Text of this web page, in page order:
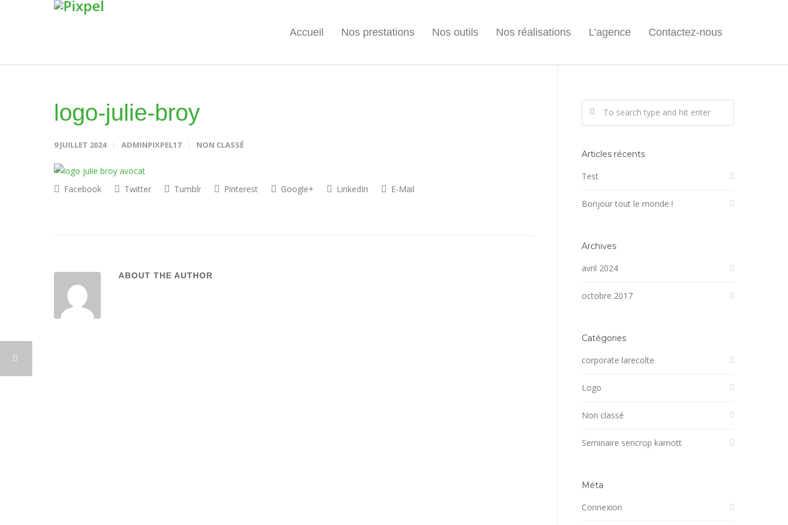
Accueil Nos prestations Nos outils Nos réalisations L’agence Contactez-nous
logo-julie-broy
9 JUILLET 2024 ADMINPIXPEL17 NON CLASSÉ
Facebook Twitter Tumblr Pinterest Google+ LinkedIn E-Mail
ABOUT THE AUTHOR
Articles récents
Test
Bonjour tout le monde !
Archives
avril 2024
octobre 2017
Catégories
corporate larecolte
Logo
Non classé
Seminaire sencrop karnott
Méta
Connexion